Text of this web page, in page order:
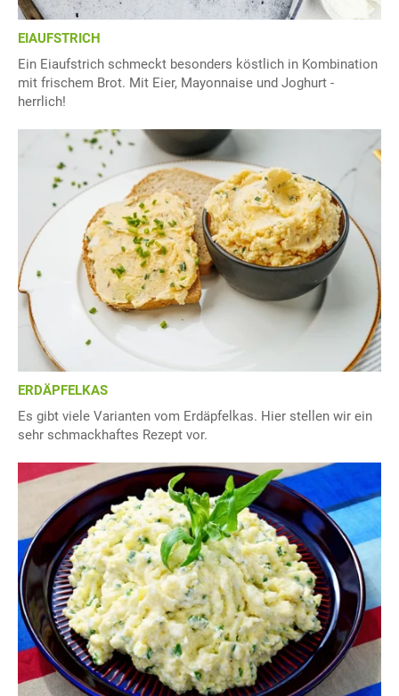
EIAUFSTRICH
Ein Eiaufstrich schmeckt besonders köstlich in Kombination
mit frischem Brot. Mit Eier, Mayonnaise und Joghurt -
herrlich!
ERDÄPFELKAS
Es gibt viele Varianten vom Erdäpfelkas. Hier stellen wir ein
sehr schmackhaftes Rezept vor.